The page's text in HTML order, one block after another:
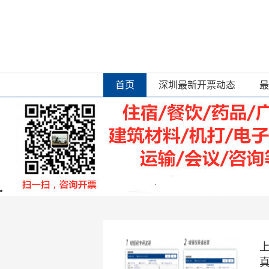
首页 深圳最新开票动态